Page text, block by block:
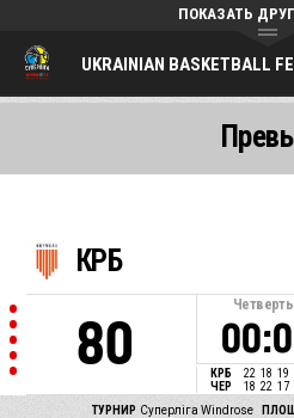
UKRAINIAN BASKETBALL
ПОКАЗАТЬ
КРБ
80
Четверть
КРБ 22 18 19
ЧЕР
18 22 17
ТУРНИР Суперліга Windrose